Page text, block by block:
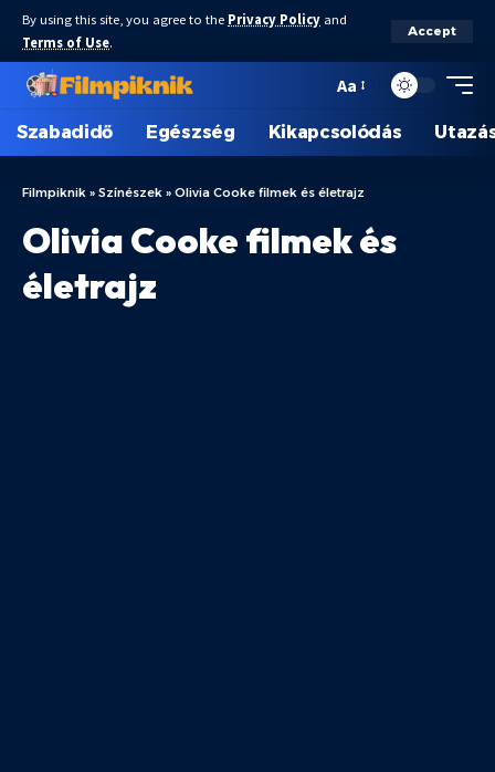
By using this site, you agree to the Privacy Policy and
Terms of Use.
Accept
Aa
Szabadidő Egészség Kikapcsolódás
Filmpiknik » Színészek » Olivia Cooke filmek és életrajz
Olivia Cooke filmek és
életrajz